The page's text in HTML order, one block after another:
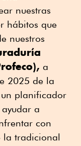
nuestras
hábitos que
nuestros
a
2025 de la
un planificador
a
con
la tradicional